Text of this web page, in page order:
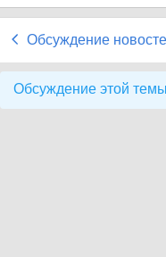
Обсуждение
Обсуждение этой